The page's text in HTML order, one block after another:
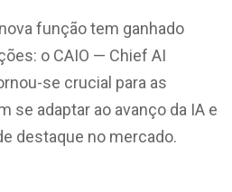
função tem ganhado
o CAIO — Chief AI
se crucial para as
se adaptar ao avanço da IA e
destaque no mercado.